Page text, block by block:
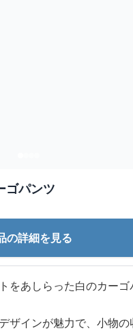
ゴパンツ
の詳細を見る
をあしらった白のカーゴ
ザインが魅力で、小物の